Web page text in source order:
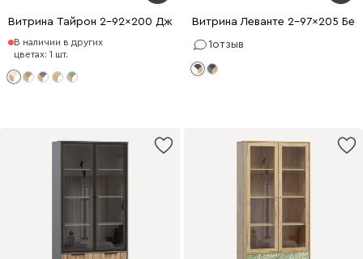
Витрина Тайрон 2-92x200 Джунгли ​
В наличии в других
цветах: 1 шт.
Витрина Леванте 2-97x205
1отзыв